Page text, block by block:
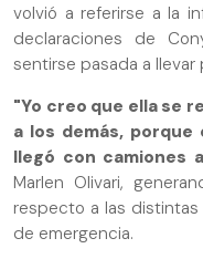
volvió a referirse a la
declaraciones de
sentirse pasada a llevar
"Yo creo que ella se
a los demás, porque
llegó con camiones
Marlen Olivari,
respecto a las
de emergencia.